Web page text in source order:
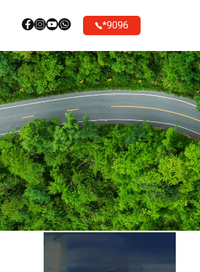
9096*